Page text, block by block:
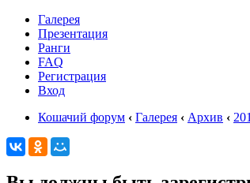
Галерея
Презентация
Ранги
FAQ
Регистрация
Вход
Кошачий форум ‹ Галерея ‹ Архив ‹